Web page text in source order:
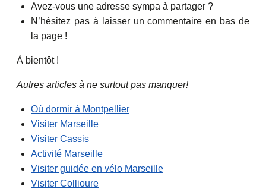
Avez-vous une adresse sympa à partager ?
N’hésitez pas à laisser un commentaire en bas de
la page !
À bientôt !
Autres articles à ne surtout pas manquer!
Où dormir à Montpellier
Visiter Marseille
Visiter Cassis
Activité Marseille
Visiter guidée en vélo Marseille
Visiter Collioure